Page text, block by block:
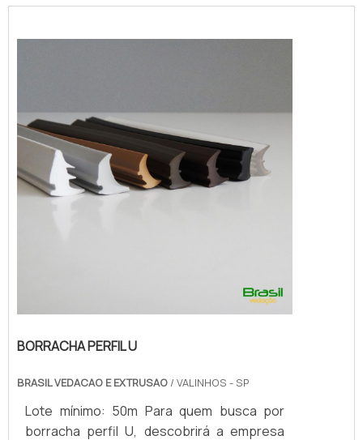
BORRACHA PERFIL U
BRASIL VEDACAO E EXTRUSAO / VALINHOS - SP
Lote mínimo: 50m Para quem busca por
borracha perfil U, descobrirá a empresa